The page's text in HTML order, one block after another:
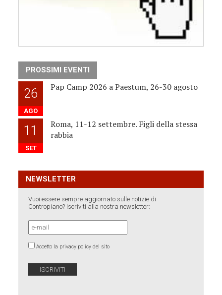
PROSSIMI EVENTI
26
AGO
Pap Camp 2026 a Paestum, 26-30 agosto
11
SET
Roma, 11-12 settembre. Figli della stessa
rabbia
NEWSLETTER
Vuoi essere sempre aggiornato sulle notizie di
Contropiano? Iscriviti alla nostra newsletter:
Accetto la privacy policy del sito